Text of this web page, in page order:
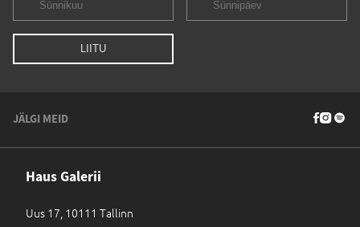
JÄLGI MEID
Haus Galerii
Uus 17, 10111 Tallinn